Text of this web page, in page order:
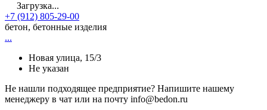
Загрузка...
+7 (912) 805-29-00
бетон, бетонные изделия
...
Новая улица, 15/3
Не указан
Не нашли подходящее предприятие? Напишите нашему
менеджеру в чат или на почту info@bedon.ru